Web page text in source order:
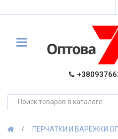
ПЕРЧАТКИ И ВАРЕЖКИ